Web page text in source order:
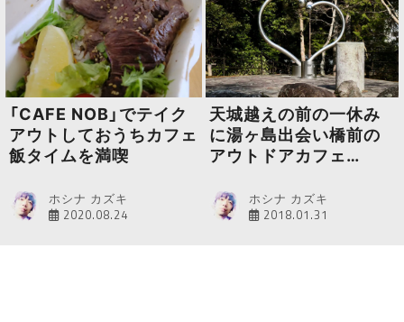
「CAFE NOB」でテイク
アウトしておうちカフェ
飯タイムを満喫
ホシナ カズキ
2020.08.24
天城越えの前の一休み
に湯ヶ島出会い橋前の
アウトドアカフェ
ホシナ カズキ
2018.01.31